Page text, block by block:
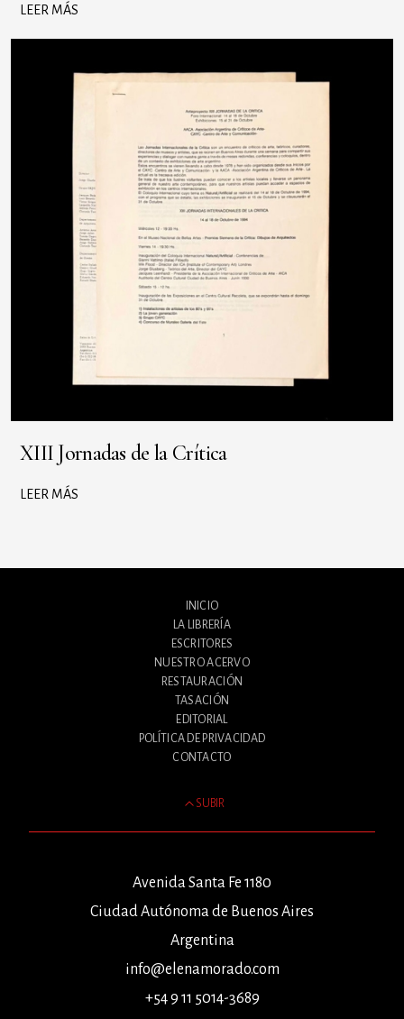
LEER MÁS
XIII Jornadas de la Crítica
LEER MÁS
INICIO
LA LIBRERÍA
ESCRITORES
NUESTRO ACERVO
RESTAURACIÓN
TASACIÓN
EDITORIAL
POLÍTICA DE PRIVACIDAD
CONTACTO
SUBIR
Avenida Santa Fe 1180
Ciudad Autónoma de Buenos Aires
Argentina
info@elenamorado.com
+54 9 11 5014-3689